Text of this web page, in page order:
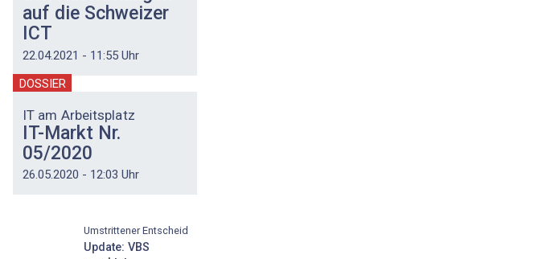
auf die Schweizer
ICT
22.04.2021 - 11:55 Uhr
DOSSIER
IT am Arbeitsplatz
IT-Markt Nr.
05/2020
26.05.2020 - 12:03 Uhr
Umstrittener Entscheid
Update: VBS